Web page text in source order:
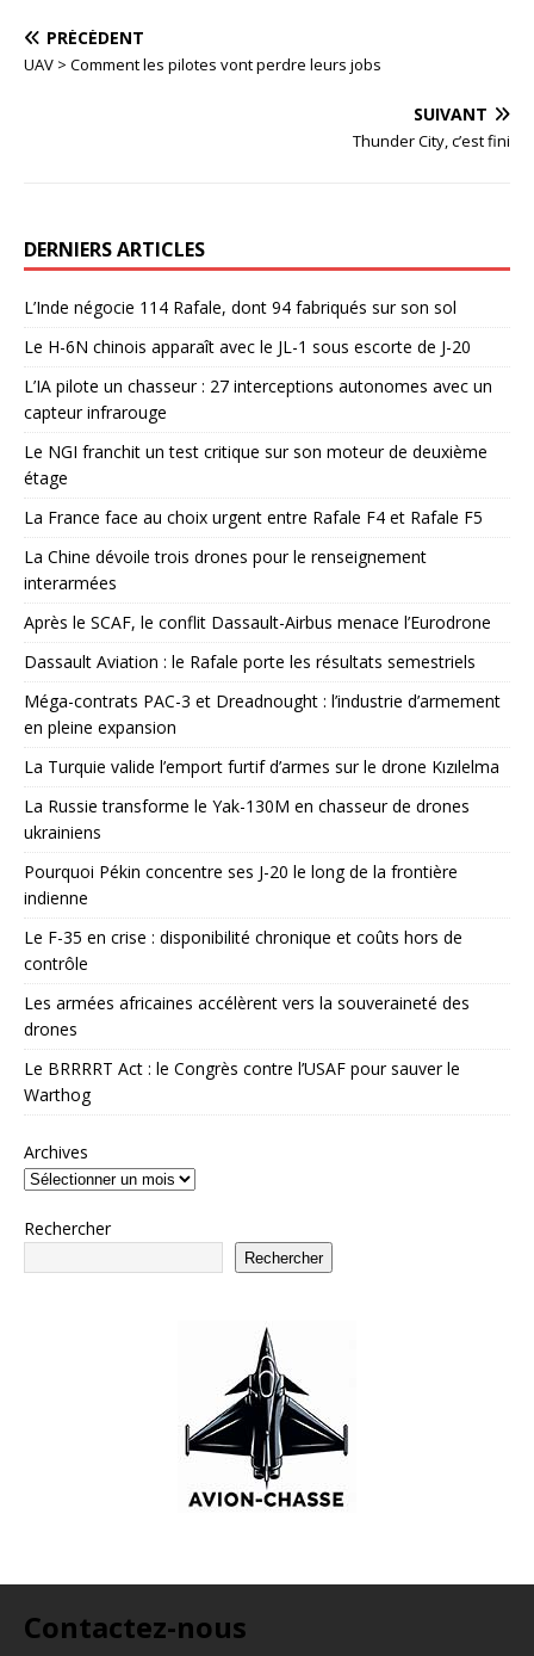
PRÉCÉDENT
UAV > Comment les pilotes vont perdre leurs jobs
SUIVANT
Thunder City, c’est fini
DERNIERS ARTICLES
L’Inde négocie 114 Rafale, dont 94 fabriqués sur son sol
Le H-6N chinois apparaît avec le JL-1 sous escorte de J-20
L’IA pilote un chasseur : 27 interceptions autonomes avec un
capteur infrarouge
Le NGI franchit un test critique sur son moteur de deuxième
étage
La France face au choix urgent entre Rafale F4 et Rafale F5
La Chine dévoile trois drones pour le renseignement
interarmées
Après le SCAF, le conflit Dassault-Airbus menace l’Eurodrone
Dassault Aviation : le Rafale porte les résultats semestriels
Méga-contrats PAC-3 et Dreadnought : l’industrie d’armement
en pleine expansion
La Turquie valide l’emport furtif d’armes sur le drone Kızılelma
La Russie transforme le Yak-130M en chasseur de drones
ukrainiens
Pourquoi Pékin concentre ses J-20 le long de la frontière
indienne
Le F-35 en crise : disponibilité chronique et coûts hors de
contrôle
Les armées africaines accélèrent vers la souveraineté des
drones
Le BRRRRT Act : le Congrès contre l’USAF pour sauver le
Warthog
Archives
Rechercher
Rechercher
Contactez-nous